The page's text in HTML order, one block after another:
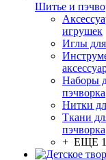
Шитье и
игрушек
Иглы
Наборы
пэчворка
Нитки
Ткани
пэчворка
+ ЕЩЕ 1